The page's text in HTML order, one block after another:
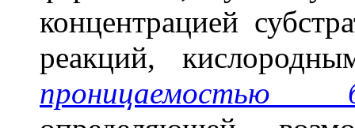
концентрацией
реакций,
проницаемостью